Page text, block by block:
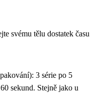
svému tělu dostatek času
3 série po 5
sekund. Stejně jako u